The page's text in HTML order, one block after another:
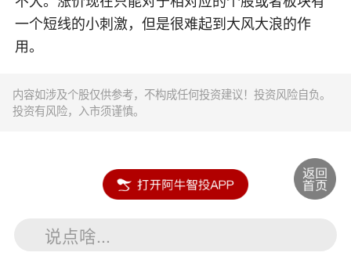
一个短线的小刺激，但是很难起到大风大浪的作
用。
内容如涉及个股仅供参考，不构成任何投资建议！投资风险自负。
投资有风险，入市须谨慎。
说点啥...